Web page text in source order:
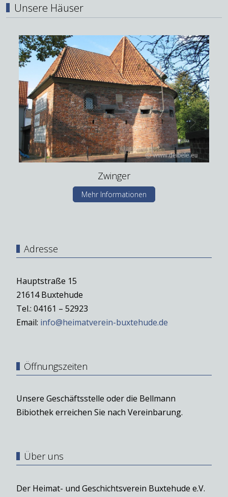
Unsere Häuser
Zwinger
Mehr Informationen
Adresse
Hauptstraße 15
21614 Buxtehude
Tel.: 04161 – 52923
Email: info@heimatverein-buxtehude.de
Öffnungszeiten
Unsere Geschäftsstelle oder die Bellmann
Bibiothek erreichen Sie nach Vereinbarung.
Über uns
Der Heimat- und Geschichtsverein Buxtehude e.V.